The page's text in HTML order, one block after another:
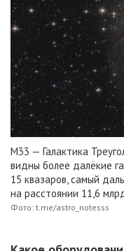
M33 — Галактика
видны более далёкие
15 квазаров, самый
на расстоянии 11,6
Фото: t.me/astro_notesss